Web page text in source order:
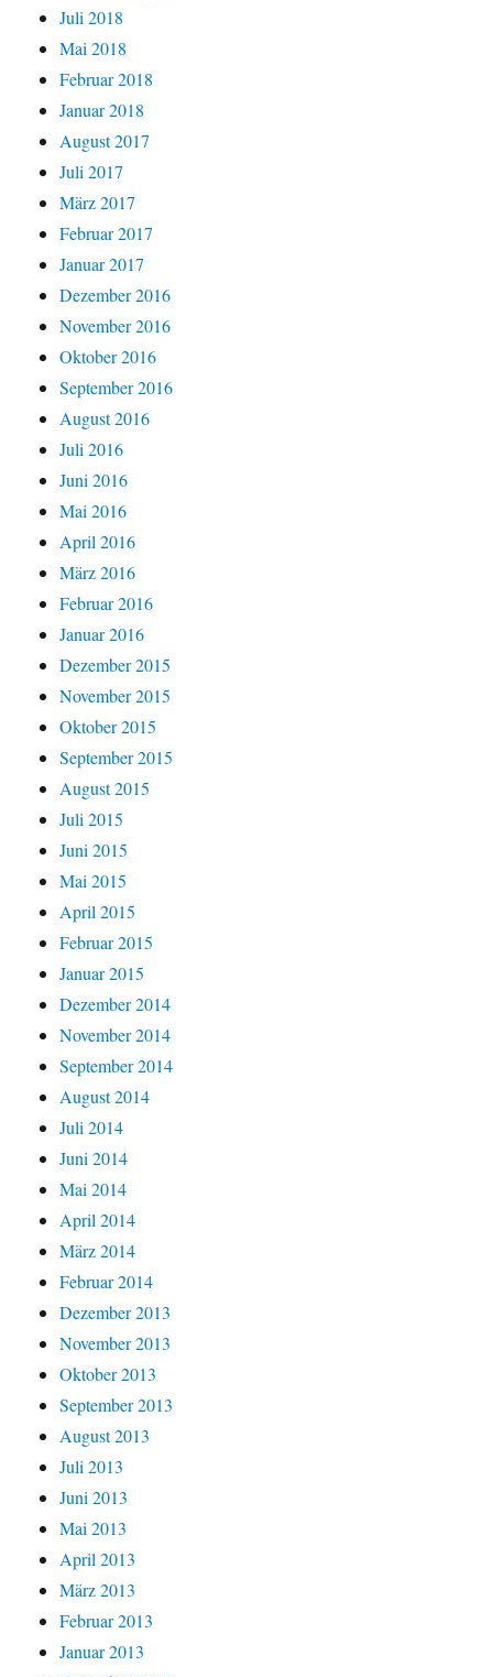
Juli 2018
Mai 2018
Februar 2018
Januar 2018
August 2017
Juli 2017
März 2017
Februar 2017
Januar 2017
Dezember 2016
November 2016
Oktober 2016
September 2016
August 2016
Juli 2016
Juni 2016
Mai 2016
April 2016
März 2016
Februar 2016
Januar 2016
Dezember 2015
November 2015
Oktober 2015
September 2015
August 2015
Juli 2015
Juni 2015
Mai 2015
April 2015
Februar 2015
Januar 2015
Dezember 2014
November 2014
September 2014
August 2014
Juli 2014
Juni 2014
Mai 2014
April 2014
März 2014
Februar 2014
Dezember 2013
November 2013
Oktober 2013
September 2013
August 2013
Juli 2013
Juni 2013
Mai 2013
April 2013
März 2013
Februar 2013
Januar 2013